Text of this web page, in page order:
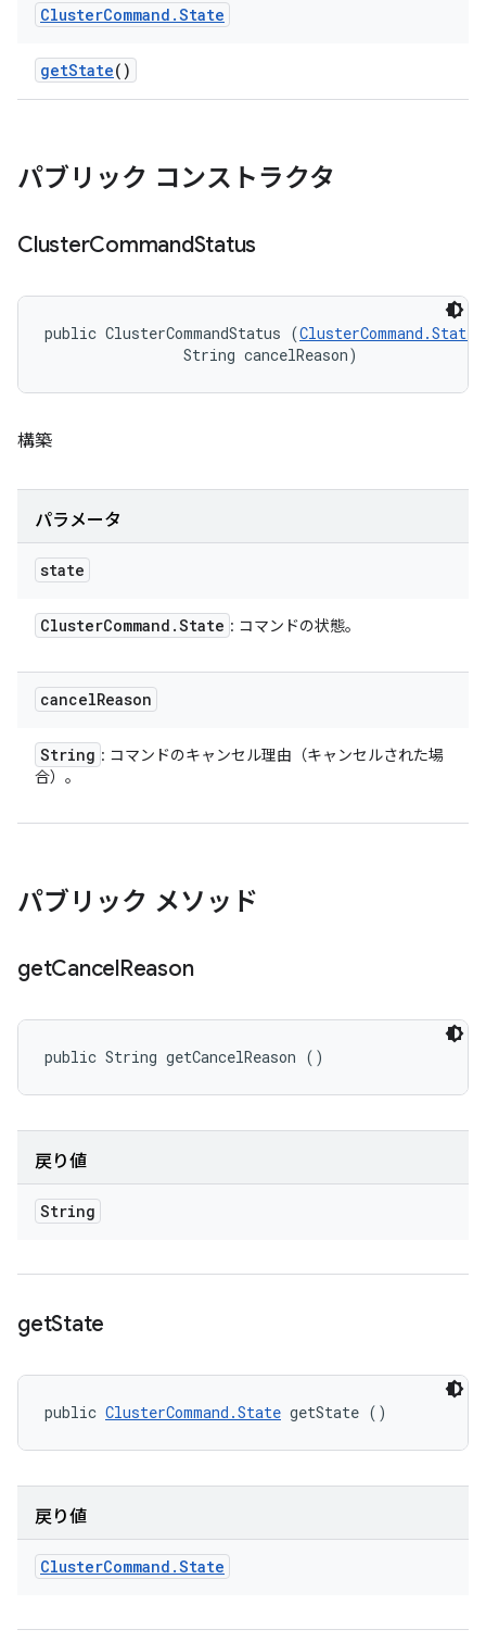
ClusterCommand .State
getState()
パブリック コンストラクタ
ClusterCommandStatus
public ClusterCommandStatus (ClusterCommand.State
                String cancelReason)
構築
パラメータ
state
ClusterCommand .State : コマンドの状態。
cancelReason
String : コマンドのキャンセル理由（キャンセルされた場
合）。
パブリック メソッド
getCancelReason
public String getCancelReason ()
戻り値
String
getState
public ClusterCommand.State getState ()
戻り値
ClusterCommand .State